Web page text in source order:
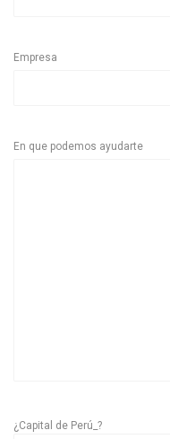
Empresa
En que podemos ayudarte
¿Capital de Perú_?